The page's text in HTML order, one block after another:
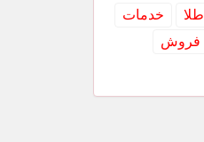
طلا
خدمات
فروش